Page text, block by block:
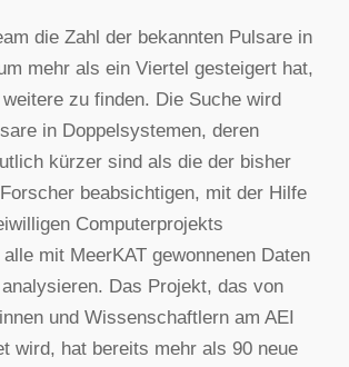
die Zahl der bekannten Pulsare in
mehr als ein Viertel gesteigert hat,
zu finden. Die Suche wird
in Doppelsystemen, deren
kürzer sind als die der bisher
beabsichtigen, mit der Hilfe
Computerprojekts
mit MeerKAT gewonnenen Daten
Das Projekt, das von
und Wissenschaftlern am AEI
wird, hat bereits mehr als 90 neue